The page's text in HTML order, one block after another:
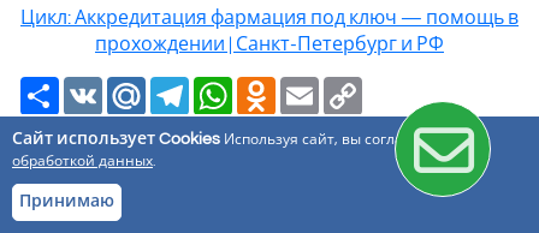
Цикл: Аккредитация фармация под ключ — помощь в
прохождении | Санкт-Петербург и РФ
Ресурс
VK Mail.RuTelegramWhatsAppOdnoklassniki
Email
Главная
Сайт использует Cookies Используя сайт, вы соглашаетесь с
обработкой данных.
Принимаю